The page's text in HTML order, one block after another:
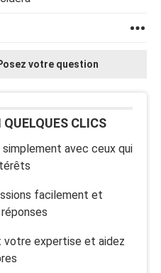
sais pas du tout si tout
c'est surtout pour avoir un
votre question
CLICS
avec ceux qui
facilement et
votre expertise et aidez